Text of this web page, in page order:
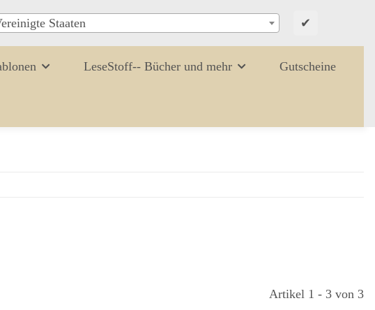
Staaten ✔
LeseStoff-- Bücher und mehr Gutscheine
Artikel 1 - 3 von 3